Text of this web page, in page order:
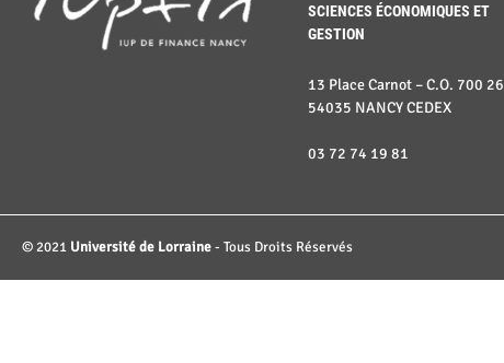
SCIENCES ÉCONOMIQUES ET
GESTION
13 Place Carnot – C.O. 700 26
54035 NANCY CEDEX
03 72 74 19 81
© 2021 Université de Lorraine- Tous Droits Réservés